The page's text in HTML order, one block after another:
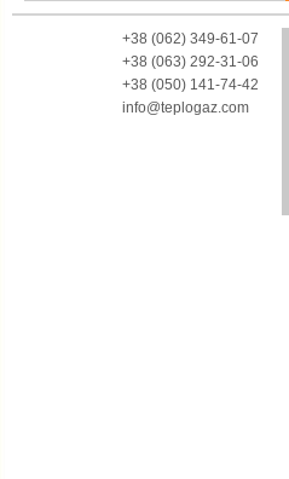
+38 (062) 349-61-07
+38 (063) 292-31-06
+38 (050) 141-74-42
info@teplogaz.com